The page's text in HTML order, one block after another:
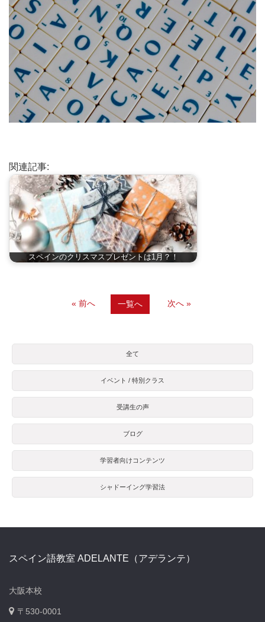
関連記事:
スペインのクリスマスプレゼントは1月？！
« 前へ 一覧へ 次へ »
全て
イベント / 特別クラス
受講生の声
ブログ
学習者向けコンテンツ
シャドーイング学習法
スペイン語教室 ADELANTE（アデランテ）
大阪本校
〒530-0001